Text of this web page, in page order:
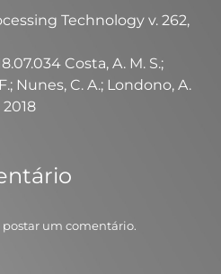
Technology v. 262,
Costa, A. M. S.;
Nunes, C. A.; Londono, A.
2018
postar um comentário.